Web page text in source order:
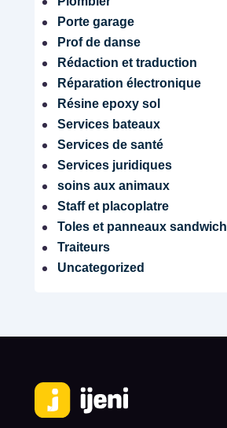
Porte garage
Prof de danse
Rédaction et traduction
Réparation électronique
Résine epoxy sol
Services bateaux
Services de santé
Services juridiques
soins aux animaux
Staff et placoplatre
Toles et panneaux sandwich
Traiteurs
Uncategorized